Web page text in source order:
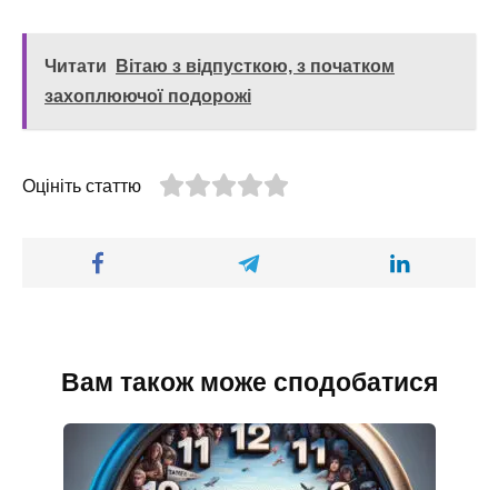
Читати
Вітаю з відпусткою, з початком
захоплюючої подорожі
Оцініть статтю
Вам також може сподобатися